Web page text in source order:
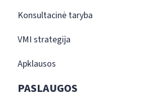
Konsultacinė taryba
VMI strategija
Apklausos
PASLAUGOS